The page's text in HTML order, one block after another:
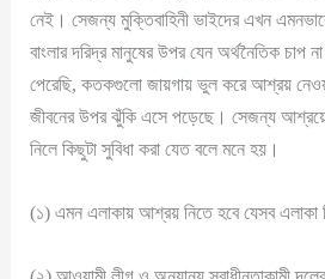
নেই। সেজন্য মুক্তিবাহিনী ভাইদের এখন
বাংলার দরিদ্র মানুষের উপর যেন অর্থনৈতিক
পেরেছি, কতকগুলো জায়গায় ভুল করে আশ্রয়
জীবনের উপর ঝুঁকি এসে পড়েছে। সেজন্য আশ্রয়ের
নিলে কিছুটা সুবিধা করা যেত বলে মনে হয়।
(১) এমন এলাকায় আশ্রয় নিতে হবে যেসব এলাকা